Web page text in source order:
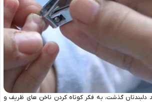
دلبندتان گذشت، به فکر کوتاه کردن ناخن‌ های ظریف و